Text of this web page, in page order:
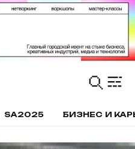
SA2025 БИЗНЕС И